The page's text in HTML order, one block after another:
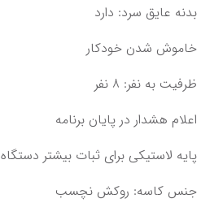
بدنه عایق سرد: دارد
خاموش شدن خودکار
ظرفیت به نفر: 8 نفر
اعلام هشدار در پایان برنامه
پایه لاستیکی برای ثبات بیشتر دستگاه
جنس کاسه: روکش نچسب